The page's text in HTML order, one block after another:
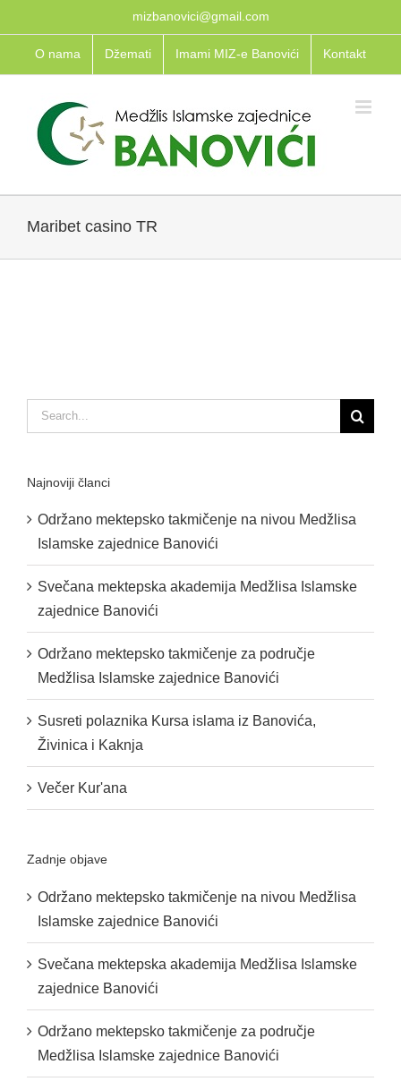
to
content
mizbanovici@gmail.com
O nama Džemati Imami MIZ-e Banovići Kontakt
Maribet casino TR
Search
for:
Najnoviji članci
Održano mektepsko takmičenje na nivou Medžlisa
Islamske zajednice Banovići
Svečana mektepska akademija Medžlisa Islamske
zajednice Banovići
Održano mektepsko takmičenje za područje
Medžlisa Islamske zajednice Banovići
Susreti polaznika Kursa islama iz Banovića,
Živinica i Kaknja
Večer Kur'ana
Zadnje objave
Održano mektepsko takmičenje na nivou Medžlisa
Islamske zajednice Banovići
Svečana mektepska akademija Medžlisa Islamske
zajednice Banovići
Održano mektepsko takmičenje za područje
Medžlisa Islamske zajednice Banovići